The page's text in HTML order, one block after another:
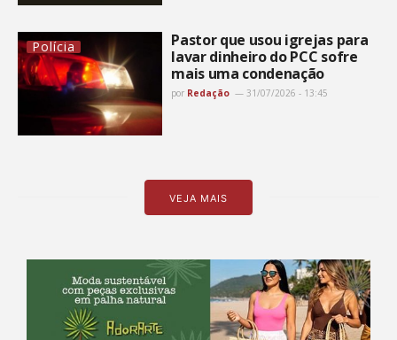
Polícia
Pastor que usou igrejas para
lavar dinheiro do PCC sofre
mais uma condenação
por Redação 31/07/2026 - 13:45
VEJA MAIS